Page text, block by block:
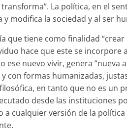
La política, en el
modifica la sociedad y al ser
que tiene como finalidad
hace que este se incorpore
ese nuevo vivir, genera
con formas humanizadas,
en tanto que no es un
desde las instituciones
cualquier versión de la